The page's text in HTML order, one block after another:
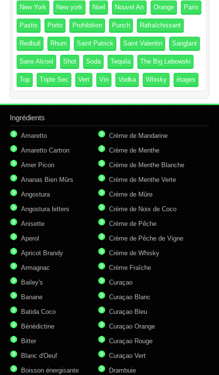
New York New york Noel Nouvel An Orange Paris
Pastis Porto Prohibition Punch Rafraîchissant
Redbull Rhum Saint Patrick Saint Valentin Sanglant
Sans Alcool Shot Soda Tequila The Big Lebowski
Top Triple Sec Vert Vin Vodka Whisky étages
Ingrédients
Amaretto
Amaretto Cartron
Amer Picon
Ananas Bien Mûrs
Angostura
Angostura bitters
Anisette
Aperol
Apricot Brandy
Armagnac
Bailey's
Banane
Batida Coco
Bénédictine
Bitter
Blanc d'Oeuf
Boisson énergisante
Crème de Mandarine
Crème de Menthe
Crème de Menthe Blanche
Crème de Menthe Verte
Crème de Mûre
Crème de Noix de Coco
Crème de Pêche
Crème de Pêche de Vigne
Crème de Whisky
Crème Fraîche
Curaçao
Curaçao Blanc
Curaçao Bleu
Curaçao Orange
Curaçao Rouge
Curaçao Vert
Drambuie